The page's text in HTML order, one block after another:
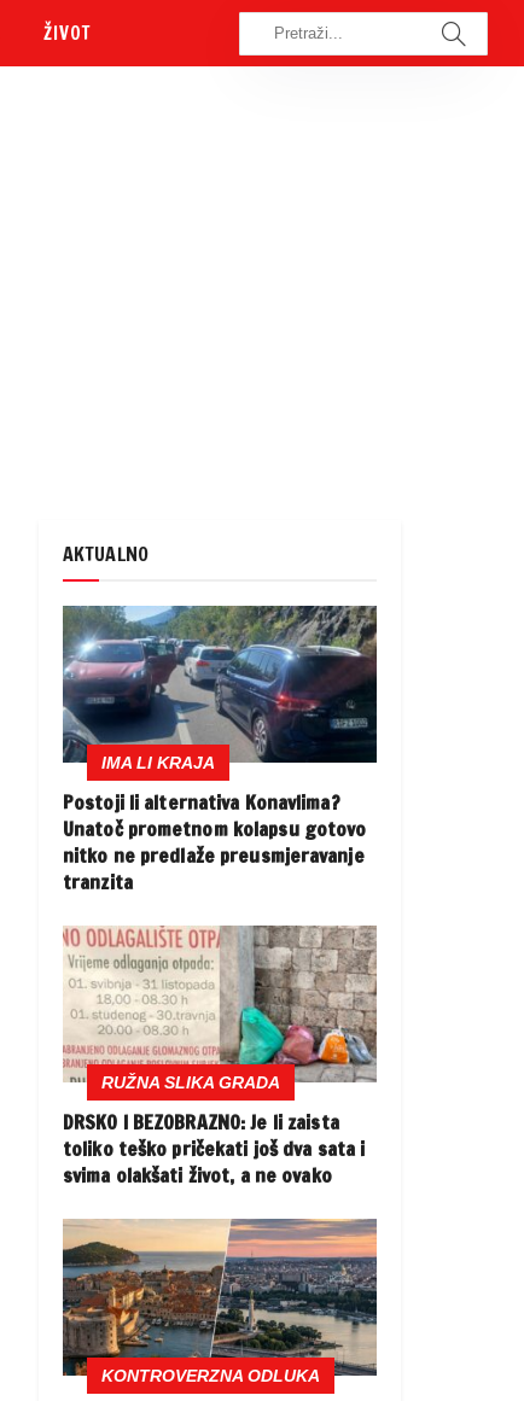
ŽIVOT
AKTUALNO
IMA LI KRAJA
Postoji li alternativa Konavlima?
Unatoč prometnom kolapsu gotovo
nitko ne predlaže preusmjeravanje
tranzita
RUŽNA SLIKA GRADA
DRSKO I BEZOBRAZNO: Je li zaista
toliko teško pričekati još dva sata i
svima olakšati život, a ne ovako
KONTROVERZNA ODLUKA